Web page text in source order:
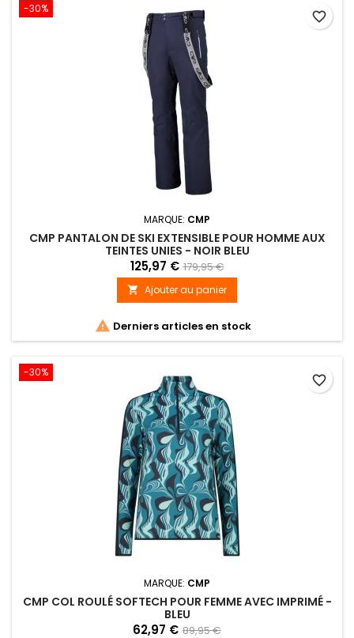
-30%
MARQUE: CMP
CMP PANTALON DE SKI EXTENSIBLE POUR HOMME AUX
TEINTES UNIES - NOIR BLEU
125,97 € 179,95 €
 Ajouter au panier
 Derniers articles en stock
favorite_border
-30%
MARQUE: CMP
CMP COL ROULÉ SOFTECH POUR FEMME AVEC IMPRIMÉ -
BLEU
62,97 € 89,95 €
favorite_border